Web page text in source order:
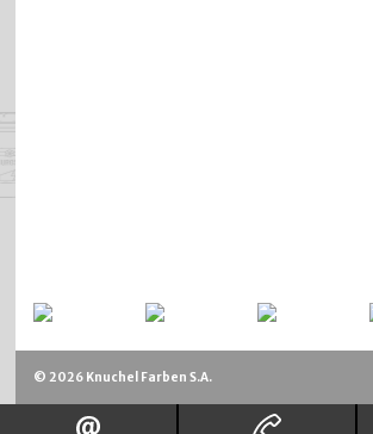
© 2026 Knuchel Farben S.A.